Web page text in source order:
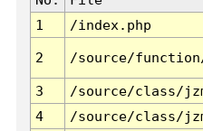
1
/index.php
2 /source/
3 /source/class/
4
/source/class/